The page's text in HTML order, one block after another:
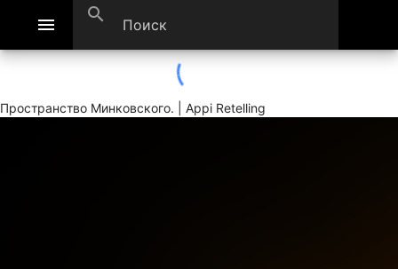
menu search
Пространство Минковского. | Appi Retelling